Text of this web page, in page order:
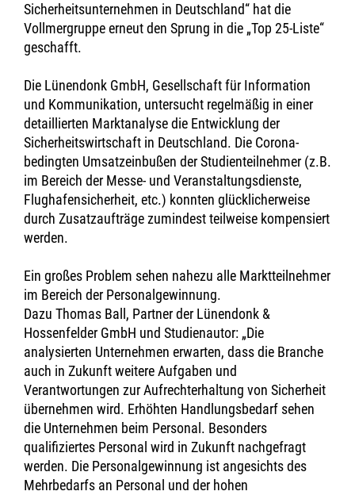
Sicherheitsunternehmen in Deutschland“ hat die
Vollmergruppe erneut den Sprung in die „Top 25-Liste“
geschafft.
Die Lünendonk GmbH, Gesellschaft für Information
und Kommunikation, untersucht regelmäßig in einer
detaillierten Marktanalyse die Entwicklung der
Sicherheitswirtschaft in Deutschland. Die Corona-
bedingten Umsatzeinbußen der Studienteilnehmer (z.B.
im Bereich der Messe- und Veranstaltungsdienste,
Flughafensicherheit, etc.) konnten glücklicherweise
durch Zusatzaufträge zumindest teilweise kompensiert
werden.
Ein großes Problem sehen nahezu alle Marktteilnehmer
im Bereich der Personalgewinnung.
Dazu Thomas Ball, Partner der Lünendonk &
Hossenfelder GmbH und Studienautor: „Die
analysierten Unternehmen erwarten, dass die Branche
auch in Zukunft weitere Aufgaben und
Verantwortungen zur Aufrechterhaltung von Sicherheit
übernehmen wird. Erhöhten Handlungsbedarf sehen
die Unternehmen beim Personal. Besonders
qualifiziertes Personal wird in Zukunft nachgefragt
werden. Die Personalgewinnung ist angesichts des
Mehrbedarfs an Personal und der hohen